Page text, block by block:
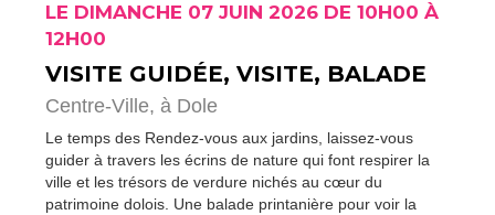
LE DIMANCHE 07 JUIN 2026 DE 10H00 À
12H00
VISITE GUIDÉE, VISITE, BALADE
Centre-Ville, à Dole
Le temps des Rendez-vous aux jardins, laissez-vous
guider à travers les écrins de nature qui font respirer la
ville et les trésors de verdure nichés au cœur du
patrimoine dolois. Une balade printanière pour voir la